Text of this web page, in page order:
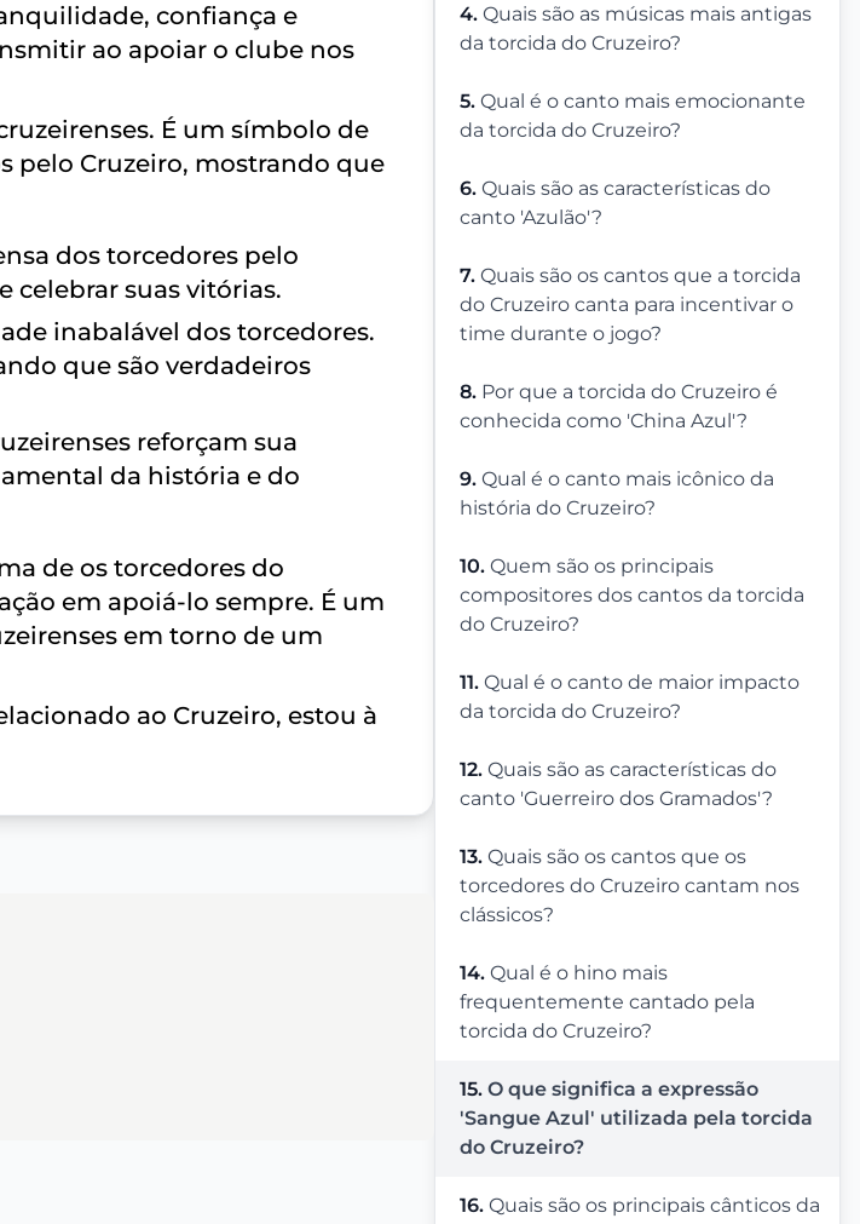
4. Quais são as músicas mais antigas
da torcida do Cruzeiro?
5. Qual é o canto mais emocionante
da torcida do Cruzeiro?
6. Quais são as características do
canto 'Azulão'?
7. Quais são os cantos que a torcida
do Cruzeiro canta para incentivar o
time durante o jogo?
8. Por que a torcida do Cruzeiro é
conhecida como 'China Azul'?
9. Qual é o canto mais icônico da
história do Cruzeiro?
10. Quem são os principais
compositores dos cantos da torcida
do Cruzeiro?
11. Qual é o canto de maior impacto
da torcida do Cruzeiro?
12. Quais são as características do
canto 'Guerreiro dos Gramados'?
13. Quais são os cantos que os
torcedores do Cruzeiro cantam nos
clássicos?
14. Qual é o hino mais
frequentemente cantado pela
torcida do Cruzeiro?
15. O que significa a expressão
'Sangue Azul' utilizada pela torcida
do Cruzeiro?
16. Quais são os principais cânticos da
confiança e
ao apoiar o clube nos
É um símbolo de
pelo Cruzeiro, mostrando que
dos torcedores pelo
celebrar suas vitórias.
inabalável dos torcedores.
que são verdadeiros
reforçam sua
da história e do
de os torcedores do
em apoiá-lo sempre. É um
em torno de um
ao Cruzeiro, estou à